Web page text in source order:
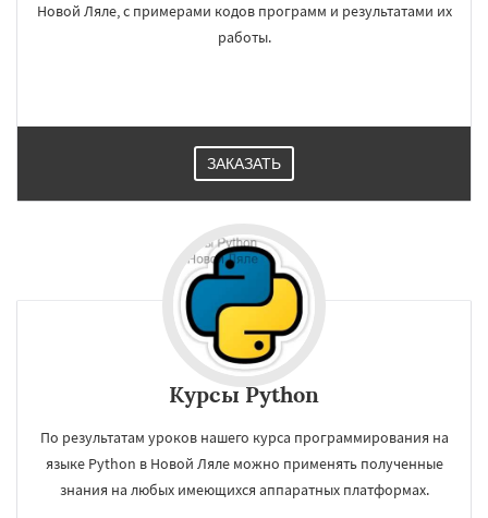
Новой Ляле, с примерами кодов программ и результатами их
работы.
ЗАКАЗАТЬ
Курсы Python
По результатам уроков нашего курса программирования на
языке Python в Новой Ляле можно применять полученные
знания на любых имеющихся аппаратных платформах.